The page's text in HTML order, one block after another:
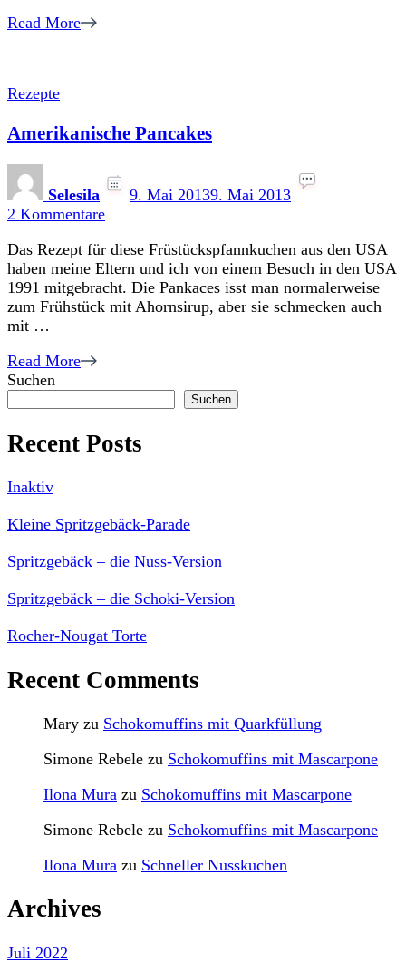
Read More
Rezepte
Amerikanische Pancakes
Selesila 9. Mai 20139. Mai 2013
2 Kommentarezu
Pancakes
Das Rezept für diese Früstückspfannkuchen aus den USA
haben meine Eltern und ich von einem Besuch in den USA
1991 mitgebracht. Die Pankaces isst man normalerweise
zum Frühstück mit Ahornsirup, aber sie schmecken auch
mit …
Read More
Suchen
Suchen
Recent Posts
Inaktiv
Kleine Spritzgebäck-Parade
Spritzgebäck – die Nuss-Version
Spritzgebäck – die Schoki-Version
Rocher-Nougat Torte
Recent Comments
Mary zu Schokomuffins mit Quarkfüllung
Simone Rebele zu Schokomuffins mit Mascarpone
Ilona Mura zu Schokomuffins mit Mascarpone
Simone Rebele zu Schokomuffins mit Mascarpone
Ilona Mura zu Schneller Nusskuchen
Archives
Juli 2022